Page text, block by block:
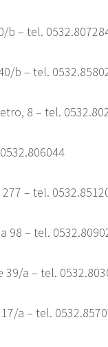
b – tel.
b – tel.
8 – tel.
– tel.
98 – tel.
39/a – tel.
a – tel.